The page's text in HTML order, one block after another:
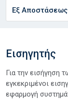
Εξ Αποστάσεως
Εισηγητής
Για την εισήγηση
εγκεκριμένοι
εφαρμογή